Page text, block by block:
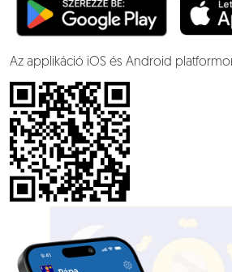
Az applikáció iOS és Android